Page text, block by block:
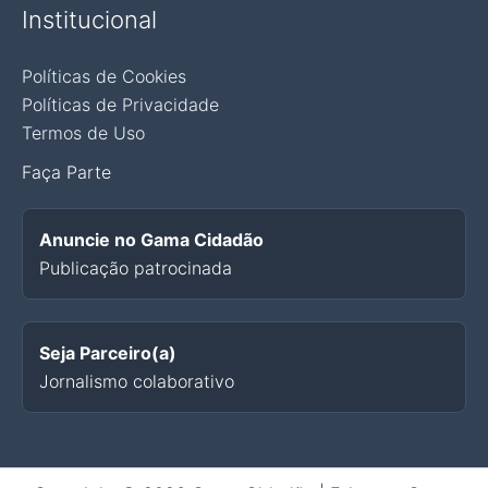
Institucional
Políticas de Cookies
Políticas de Privacidade
Termos de Uso
Faça Parte
Anuncie no Gama Cidadão
Publicação patrocinada
Seja Parceiro(a)
Jornalismo colaborativo